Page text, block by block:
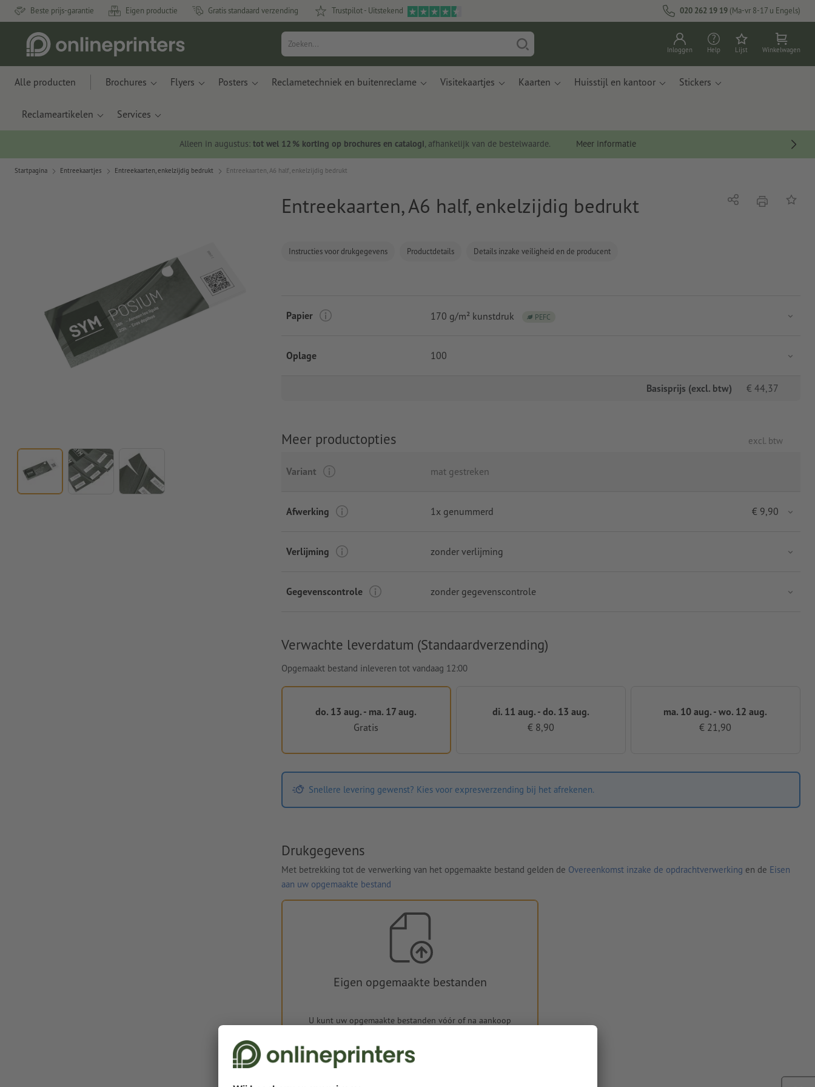
Beste prijs-garantie Eigen productie Gratis standaard verzending Trustpilot - Uitstekend 020 262 19 19 (Ma-vr 8-17 u Engels)
Inloggen Help Lijst Winkelwagen
Alle producten Brochures Flyers Posters Reclametechniek en buitenreclame Visitekaartjes Kaarten Huisstijl en kantoor Stickers
Reclameartikelen Services
Alleen in augustus: tot wel 12 % korting op brochures en catalogi, afhankelijk van de bestelwaarde. Meer informatie
Startpagina Entreekaartjes Entreekaarten, enkelzijdig bedrukt Entreekaarten, A6 half, enkelzijdig bedrukt
Entreekaarten, A6 half, enkelzijdig bedrukt
Instructies voor drukgegevens Productdetails Details inzake veiligheid en de producent
Delen afdrukkenOp de
Papier 170 g/m² kunstdruk PEFC
Oplage 100
Basisprijs (excl. btw) € 44,37
Meer productopties excl. btw
Variant mat gestreken
Afwerking 1x genummerd € 9,90
Verlijming zonder verlijming
Gegevenscontrole zonder gegevenscontrole
Verwachte leverdatum (Standaardverzending)
Opgemaakt bestand inleveren tot vandaag 12:00
do. 13 aug. - ma. 17 aug.
Gratis
di. 11 aug. - do. 13 aug.
€ 8,90
ma. 10 aug. - wo. 12 aug.
€ 21,90
Snellere levering gewenst? Kies voor expresverzending bij het afrekenen.
Drukgegevens
Met betrekking tot de verwerking van het opgemaakte bestand gelden de Overeenkomst inzake de opdrachtverwerking en de Eisen
aan uw opgemaakte bestand
Eigen opgemaakte bestanden
U kunt uw opgemaakte bestanden vóór of na aankoop